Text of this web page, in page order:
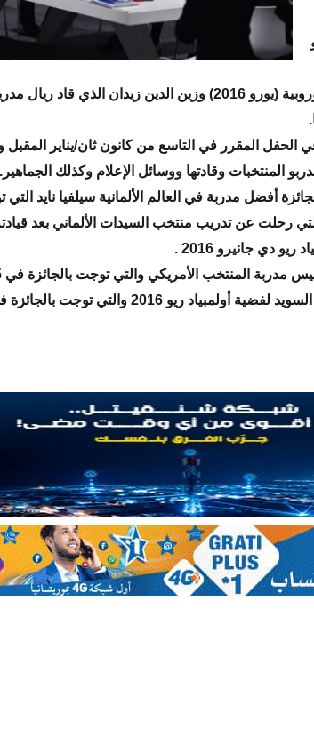
للفوز بلقب كاس الأمم الأوروبية (يورو 2016) وزين الدين زيدان الذي قاد
الحفل المقرر في التاسع من كانون ثان/يناير
المنتخبات وقادتها ووسائل الإعلام وكذلك الجماهير.
أفضل مدربة في العالم الألمانية سيلفيا نايد
رحلت عن تدريب منتخب السيدات الألماني بعد
ريو دي جانيرو 2016 .
ريو 2016 والتي توجت بالجائزة في 2012 .